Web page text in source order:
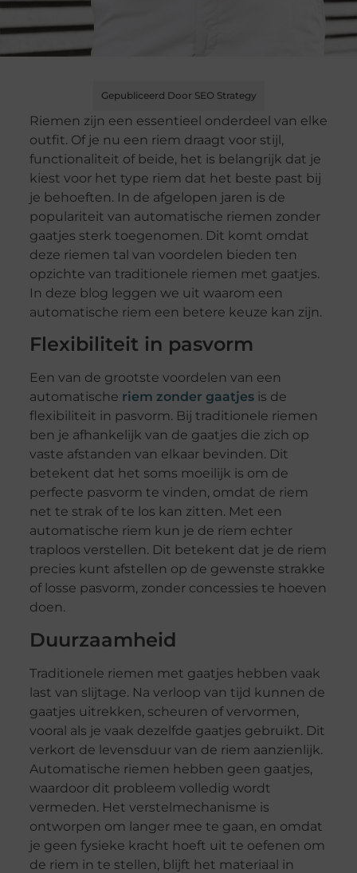
Gepubliceerd Door SEO Strategy
Riemen zijn een essentieel onderdeel van elke
outfit. Of je nu een riem draagt voor stijl,
functionaliteit of beide, het is belangrijk dat je
kiest voor het type riem dat het beste past bij
je behoeften. In de afgelopen jaren is de
populariteit van automatische riemen zonder
gaatjes sterk toegenomen. Dit komt omdat
deze riemen tal van voordelen bieden ten
opzichte van traditionele riemen met gaatjes.
In deze blog leggen we uit waarom een
automatische riem een betere keuze kan zijn.
Flexibiliteit in pasvorm
Een van de grootste voordelen van een
automatische riem zonder gaatjesis de
flexibiliteit in pasvorm. Bij traditionele riemen
ben je afhankelijk van de gaatjes die zich op
vaste afstanden van elkaar bevinden. Dit
betekent dat het soms moeilijk is om de
perfecte pasvorm te vinden, omdat de riem
net te strak of te los kan zitten. Met een
automatische riem kun je de riem echter
traploos verstellen. Dit betekent dat je de riem
precies kunt afstellen op de gewenste strakke
of losse pasvorm, zonder concessies te hoeven
doen.
Duurzaamheid
Traditionele riemen met gaatjes hebben vaak
last van slijtage. Na verloop van tijd kunnen de
gaatjes uitrekken, scheuren of vervormen,
vooral als je vaak dezelfde gaatjes gebruikt. Dit
verkort de levensduur van de riem aanzienlijk.
Automatische riemen hebben geen gaatjes,
waardoor dit probleem volledig wordt
vermeden. Het verstelmechanisme is
ontworpen om langer mee te gaan, en omdat
je geen fysieke kracht hoeft uit te oefenen om
de riem in te stellen, blijft het materiaal in